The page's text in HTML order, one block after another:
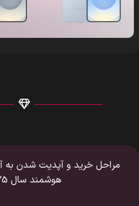
مراحل خرید و آپدیت شدن
هوشمند سال 2025